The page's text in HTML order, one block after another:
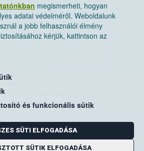
megismerheti, hogyan
adatai védelméről. Weboldalunk
a jobb felhasználói élmény
kérjük, kattintson az
és funkcionális sütik
SÜTI ELFOGADÁSA
SÜTIK ELFOGADÁSA
Élelmiszerlánc-biztonsági Hivatal
cím: 1525 Budapest. Pf. 30.
ugyfelszolgalat@nebih.gov.hu
Zöld szám: 06-80/263-244